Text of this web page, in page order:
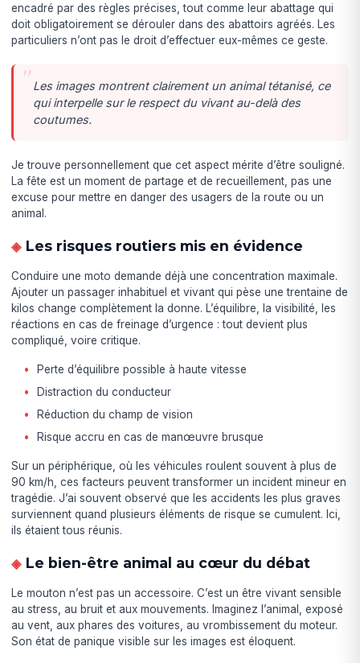
encadré par des règles précises, tout comme leur abattage qui
doit obligatoirement se dérouler dans des abattoirs agréés. Les
particuliers n’ont pas le droit d’effectuer eux-mêmes ce geste.
Les images montrent clairement un animal tétanisé, ce
qui interpelle sur le respect du vivant au-delà des
coutumes.
Je trouve personnellement que cet aspect mérite d’être souligné.
La fête est un moment de partage et de recueillement, pas une
excuse pour mettre en danger des usagers de la route ou un
animal.
Les risques routiers mis en évidence
Conduire une moto demande déjà une concentration maximale.
Ajouter un passager inhabituel et vivant qui pèse une trentaine de
kilos change complètement la donne. L’équilibre, la visibilité, les
réactions en cas de freinage d’urgence : tout devient plus
compliqué, voire critique.
Perte d’équilibre possible à haute vitesse
Distraction du conducteur
Réduction du champ de vision
Risque accru en cas de manœuvre brusque
Sur un périphérique, où les véhicules roulent souvent à plus de
90 km/h, ces facteurs peuvent transformer un incident mineur en
tragédie. J’ai souvent observé que les accidents les plus graves
surviennent quand plusieurs éléments de risque se cumulent. Ici,
ils étaient tous réunis.
Le bien-être animal au cœur du débat
Le mouton n’est pas un accessoire. C’est un être vivant sensible
au stress, au bruit et aux mouvements. Imaginez l’animal, exposé
au vent, aux phares des voitures, au vrombissement du moteur.
Son état de panique visible sur les images est éloquent.